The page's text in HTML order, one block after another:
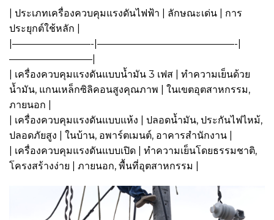
| ประเภทเครื่องควบคุมแรงดันไฟฟ้า | ลักษณะเด่น | การ
ประยุกต์ใช้หลัก |
|————————-|——————————————-|
————————–|
| เครื่องควบคุมแรงดันแบบน้ำมัน 3 เฟส | ทำความเย็นด้วย
น้ำมัน, แกนเหล็กซิลิคอนสูงคุณภาพ | ในเขตอุตสาหกรรม,
ภายนอก |
| เครื่องควบคุมแรงดันแบบแห้ง | ปลอดน้ำมัน, ประกันไฟไหม้,
ปลอดภัยสูง | ในบ้าน, อพาร์ตเมนต์, อาคารสำนักงาน |
| เครื่องควบคุมแรงดันแบบเปิด | ทำความเย็นโดยธรรมชาติ,
โครงสร้างง่าย | ภายนอก, พื้นที่อุตสาหกรรม |